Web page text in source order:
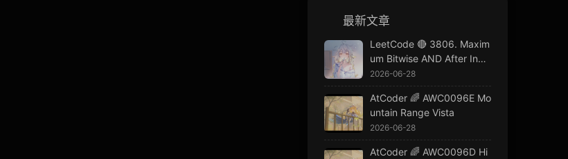
最新文章
LeetCode 🔴 3806. Maxim
um Bitwise AND After Incr
ement Operations
2026-06-28
AtCoder 🌈 AWC0096E Mo
untain Range Vista
2026-06-28
AtCoder 🌈 AWC0096D Hi